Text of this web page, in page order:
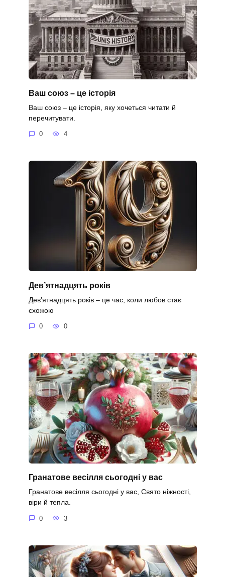
Ваш союз – це історія
Ваш союз – це історія, яку хочеться читати й
перечитувати.
0 4
Дев’ятнадцять років
Дев’ятнадцять років – це час, коли любов стає
схожою
0 0
Гранатове весілля сьогодні у вас
Гранатове весілля сьогодні у вас, Свято ніжності,
віри й тепла.
0 3